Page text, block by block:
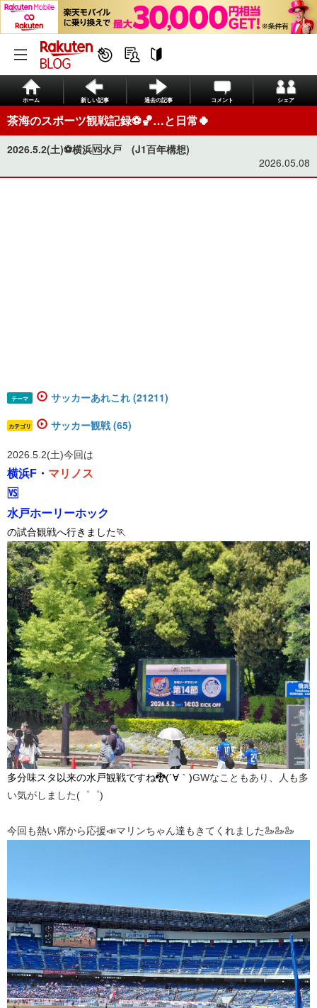
ホーム 新しい記事 過去の記事 コメント シェア
茶海のスポーツ観戦記録⚽️🏀…と日常🍀
2026.5.2(土)⚽️横浜🆚️水戸 (J1百年構想)
2026.05.08
テーマ サッカーあれこれ (21211)
カテゴリ サッカー観戦 (65)
2026.5.2(土)今回は
横浜F・ マリノス
🆚️
水戸ホーリーホック
の試合観戦へ行きました🏃
多分味スタ以来の水戸観戦ですね🐉(´∀｀)GWなこともあり、人も多
い気がしました(゜゜)
今回も熱い席から応援📣マリンちゃん達もきてくれました🦢🦢🦢